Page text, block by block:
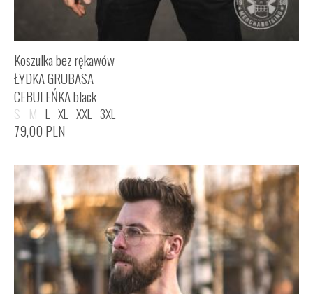
Koszulka bez rękawów
ŁYDKA GRUBASA
CEBULEŃKA black
S M L XL XXL 3XL
79,00 PLN